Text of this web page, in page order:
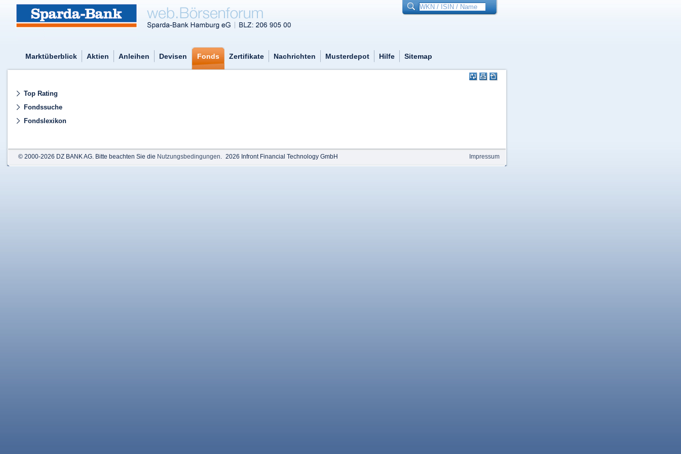
Marktüberblick Aktien Anleihen Devisen Fonds Zertifikate Nachrichten Musterdepot Hilfe Sitemap
Top Rating
Fondssuche
Fondslexikon
© 2000-2026 DZ BANK AG. Bitte beachten Sie die Nutzungsbedingungen. 2026 Infront Financial Technology GmbH Impressum